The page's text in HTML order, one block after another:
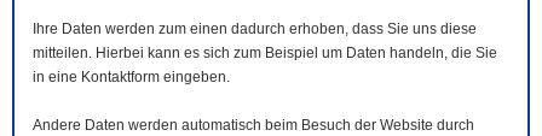
Ihre Daten werden zum einen dadurch erhoben, dass Sie uns diese
mitteilen. Hierbei kann es sich zum Beispiel um Daten handeln, die Sie
in eine Kontaktform eingeben.
Andere Daten werden automatisch beim Besuch der Website durch